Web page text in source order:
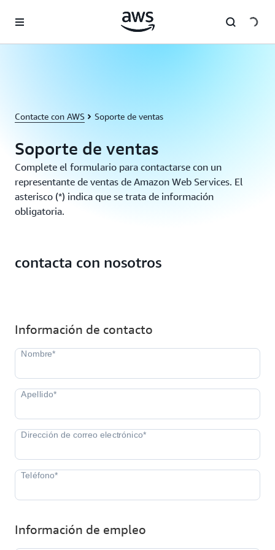
Contacte con AWS Soporte de ventas
Soporte de ventas
Complete el formulario para contactarse con un
representante de ventas de Amazon Web Services. El
asterisco (*) indica que se trata de información
obligatoria.
contacta con nosotros
Información de contacto
Información de empleo